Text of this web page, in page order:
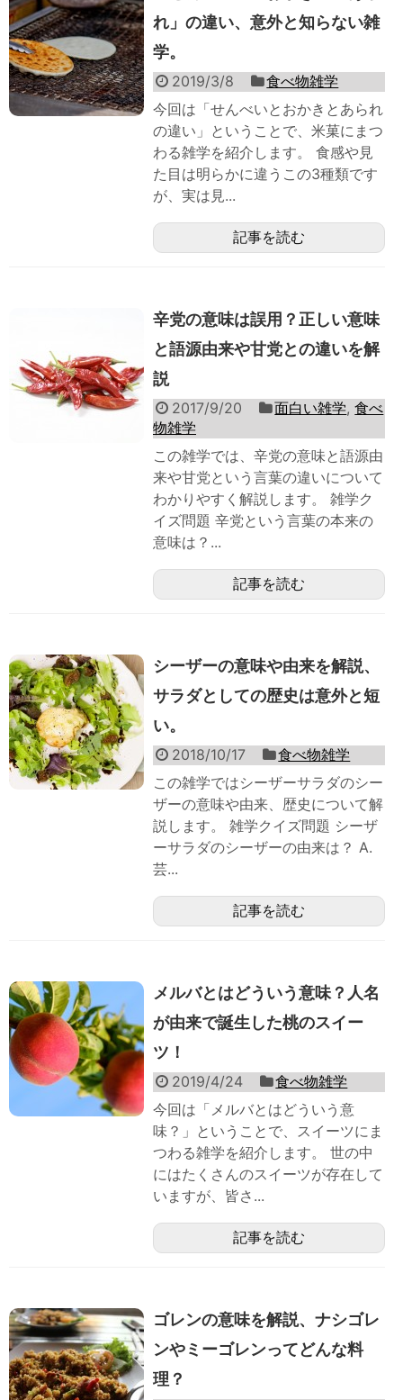
れ」の違い、意外と知らない雑
学。
2019/3/8
食べ物雑学
今回は「せんべいとおかきとあられ
の違い」ということで、米菓にまつ
わる雑学を紹介します。 食感や見
た目は明らかに違うこの3種類です
が、実は見...
記事を読む
辛党の意味は誤用？正しい意味
と語源由来や甘党との違いを解
説
2017/9/20 面白い雑学,食べ
物雑学
この雑学では、辛党の意味と語源由
来や甘党という言葉の違いについて
わかりやすく解説します。 雑学ク
イズ問題 辛党という言葉の本来の
意味は？...
記事を読む
シーザーの意味や由来を解説、
サラダとしての歴史は意外と短
い。
2018/10/17
食べ物雑学
この雑学ではシーザーサラダのシー
ザーの意味や由来、歴史について解
説します。 雑学クイズ問題 シーザ
ーサラダのシーザーの由来は？ A.
芸...
記事を読む
メルバとはどういう意味？人名
が由来で誕生した桃のスイー
ツ！
2019/4/24
食べ物雑学
今回は「メルバとはどういう意
味？」ということで、スイーツにま
つわる雑学を紹介します。 世の中
にはたくさんのスイーツが存在して
いますが、皆さ...
記事を読む
ゴレンの意味を解説、ナシゴレ
ンやミーゴレンってどんな料
理？